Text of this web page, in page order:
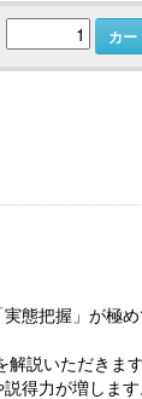
カー
態把握」が極め
説いただきます
得力が増します